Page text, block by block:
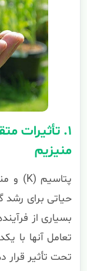
۱. تأثیرات
منیزیم
حیاتی برای رشد
بسیاری از
تعامل آنها با
تحت تأثیر قرار